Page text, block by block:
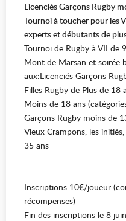
Licenciés Garçons Rugby
Tournoi à toucher pour les
experts et débutants de
Tournoi de Rugby à VII de
Mont de Marsan et soirée
aux:Licenciés Garçons
Filles Rugby de Plus de 18
Moins de 18 ans
Garçons Rugby moins de
Vieux Crampons, les
35 ans
Inscriptions 10€/joueur
récompenses)
Fin des inscriptions le 8